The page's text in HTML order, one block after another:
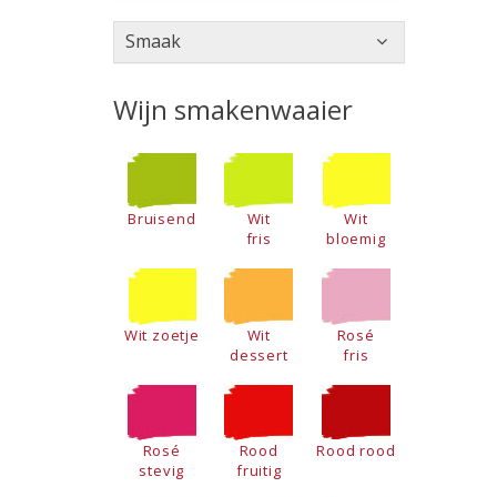
Smaak
Wijn smakenwaaier
Bruisend
Wit
fris
Wit
bloemig
Wit zoetje
Wit
dessert
Rosé
fris
Rosé
stevig
Rood
fruitig
Rood rood